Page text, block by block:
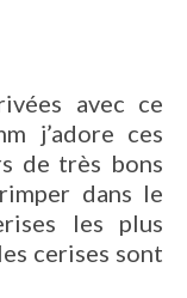
j’adore ces
de très bons
dans le
les plus
cerises sont